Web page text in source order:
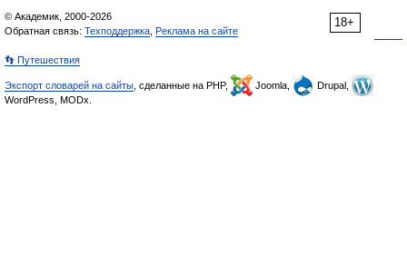
18+
© Академик, 2000-2026
Обратная связь: Техподдержка Реклама на сайте
👣 Путешествия
Экспорт словарей на сайты , сделанные на PHP, Joomla,
Drupal,
WordPress, MODx.